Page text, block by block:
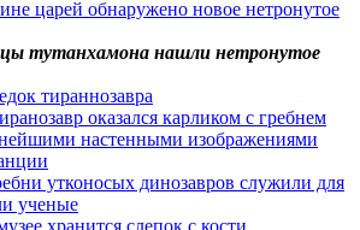
царей обнаружено новое нетронутое
тутанхамона нашли нетронутое
тираннозавра
оказался карликом с гребнем
настенными изображениями
утконосых динозавров служили для
ученые
хранится слепок с кости